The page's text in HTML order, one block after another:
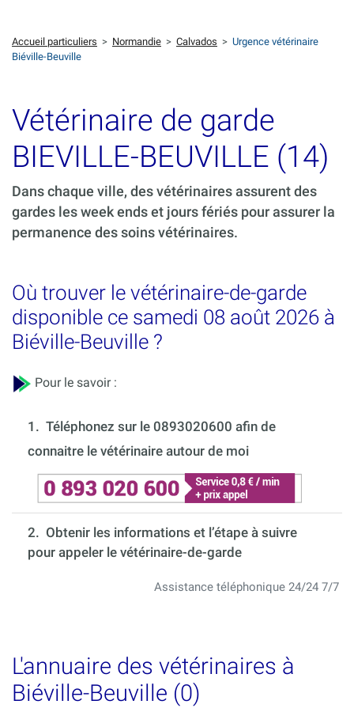
Accueil particuliers > Normandie > Calvados > Urgence vétérinaire
Biéville-Beuville
Vétérinaire de garde
BIEVILLE-BEUVILLE (14)
Dans chaque ville, des vétérinaires assurent des
gardes les week ends et jours fériés pour assurer la
permanence des soins vétérinaires.
Où trouver le vétérinaire-de-garde
disponible ce samedi 08 août 2026 à
Biéville-Beuville ?
Pour le savoir :
1. Téléphonez sur le 0893020600 afin de
connaitre le vétérinaire autour de moi
2. Obtenir les informations et l’étape à suivre
pour appeler le vétérinaire-de-garde
Assistance téléphonique 24/24 7/7
L'annuaire des vétérinaires à
Biéville-Beuville (0)